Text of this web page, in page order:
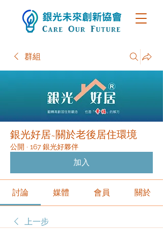
群組
銀光好居~關於老後居住環境
公開 · 167 銀光好夥伴
加入
討論 媒體 會員 關於
上一步